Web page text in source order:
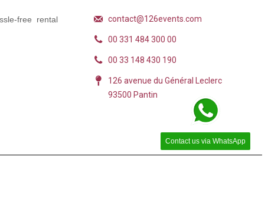
free rental
contact@126events.com
00 331 484 300 00
00 33 148 430 190
126 avenue du Général Leclerc
93500 Pantin
Contact us via WhatsApp
Personnalisez vos préférences pour contrôler la manière dont